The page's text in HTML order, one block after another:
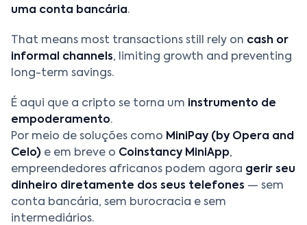
uma conta bancária.
That means most transactions still rely on cash or
informal channels, limiting growth and preventing
long-term savings.
É aqui que a cripto se torna um instrumento de
empoderamento.
Por meio de soluções como MiniPay (by Opera and
Celo) e em breve o Coinstancy MiniApp,
empreendedores africanos podem agora gerir seu
dinheiro diretamente dos seus telefones — sem
conta bancária, sem burocracia e sem
intermediários.